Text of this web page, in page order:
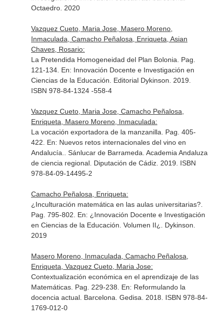
Octaedro. 2020
Vazquez Cueto, Maria Jose, Masero Moreno,
Inmaculada, Camacho Peñalosa, Enriqueta, Asian
Chaves, Rosario:
La Pretendida Homogeneidad del Plan Bolonia. Pag.
121-134. En: Innovación Docente e Investigación en
Ciencias de la Educación . Editorial Dykinson. 2019.
ISBN 978-84-1324 -558-4
Vazquez Cueto, Maria Jose, Camacho Peñalosa,
Enriqueta, Masero Moreno, Inmaculada:
La vocación exportadora de la manzanilla. Pag. 405-
422. En: Nuevos retos internacionales del vino en
Andalucía.
. Sánlucar de Barrameda. Academia Andaluza
de ciencia regional. Diputación de Cádiz. 2019. ISBN
978-84-09-14495-2
Camacho Peñalosa, Enriqueta:
¿Inculturación matemática en las aulas universitarias?.
Pag. 795-802. En: ¿Innovación Docente e Investigación
en Ciencias de la Educación. Volumen II¿
. Dykinson.
2019
Masero Moreno, Inmaculada, Camacho Peñalosa,
Enriqueta, Vazquez Cueto, Maria Jose:
Contextualización económica en el aprendizaje de las
Matemáticas. Pag. 229-238. En: Reformulando la
docencia actual. Barcelona. Gedisa. 2018. ISBN 978-84-
1769-012-0